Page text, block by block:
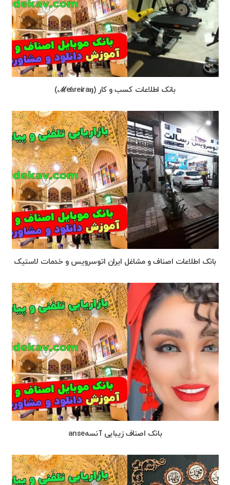
بانک اطلاعات کسب و کار (ℳeɦreɨraŋ)
بانک اطلاعات اصناف و مشاغل ایران اتوسرویس و خدمات لاستیک
بانک اصناف زیبایی آنسهanse